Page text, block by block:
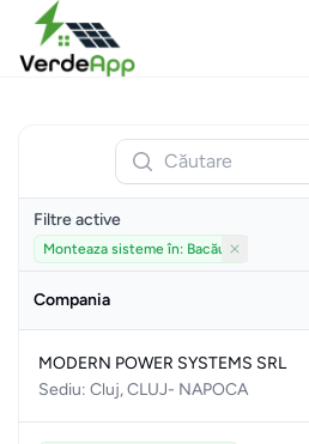
Căutare
Filtre active
Monteaza sisteme în: Bacău Elimină filtru
Compania
MODERN POWER SYSTEMS SRL
Sediu: Cluj, CLUJ- NAPOCA